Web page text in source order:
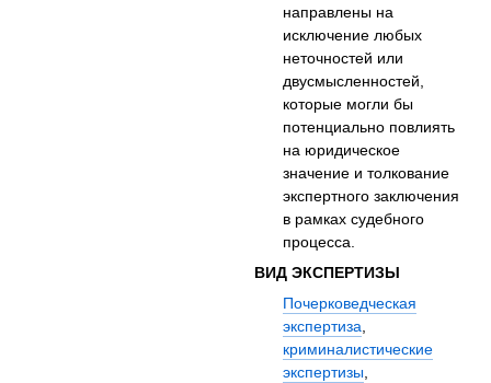
направлены на
исключение любых
неточностей или
двусмысленностей,
которые могли бы
потенциально повлиять
на юридическое
значение и толкование
экспертного заключения
в рамках судебного
процесса.
ВИД ЭКСПЕРТИЗЫ
Почерковедческая
экспертиза,
криминалистические
экспертизы,